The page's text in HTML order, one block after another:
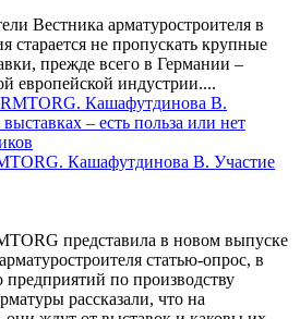
Вестника арматуростроителя в
старается не пропускать крупные
прежде всего в Германии –
европейской индустрии....
Кашафутдинова В. Участие
представила в новом выпуске
статью-опрос, в
предприятий по производству
рассказали, что на